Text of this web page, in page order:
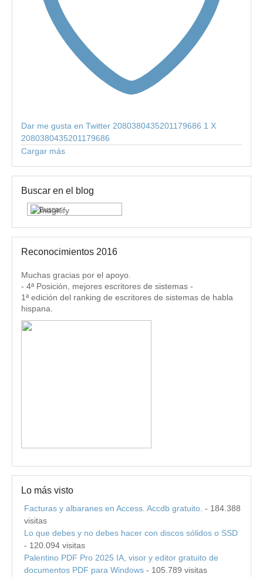
Dar me gusta en Twitter 2080380435201179686 1 X
2080380435201179686
Cargar más
Buscar en el blog
Reconocimientos 2016
Muchas gracias por el apoyo.
- 4ª Posición, mejores escritores de sistemas -
1ª edición del ranking de escritores de sistemas de habla
hispana.
Lo más visto
Facturas y albaranes en Access. Accdb gratuito. - 184.388
visitas
Lo que debes y no debes hacer con discos sólidos o SSD
- 120.094 visitas
Palentino PDF Pro 2025 IA, visor y editor gratuito de
documentos PDF para Windows - 105.789 visitas